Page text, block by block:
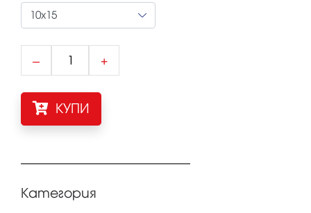
– +
КУПИ
Категория